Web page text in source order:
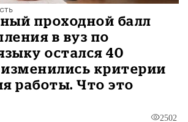
проходной балл
в вуз по
остался 40
изменились критерии
работы. Что это
2502